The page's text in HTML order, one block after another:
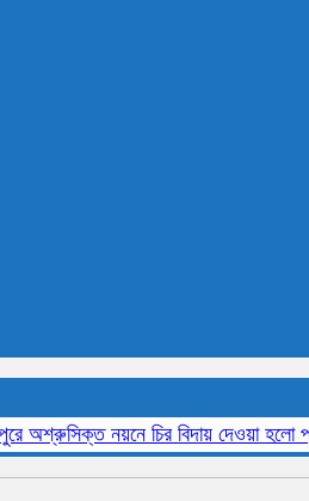
নয়নে চির বিদায় দেওয়া হলো প্রবীন